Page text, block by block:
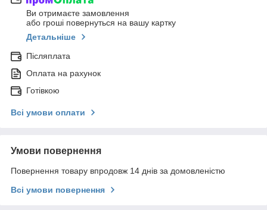
Ви отримаєте замовлення
або гроші повернуться на вашу картку
Детальніше
Післяплата
Оплата на рахунок
Готівкою
Всі умови оплати
Умови повернення
Повернення товару впродовж 14 днів за домовленістю
Всі умови повернення